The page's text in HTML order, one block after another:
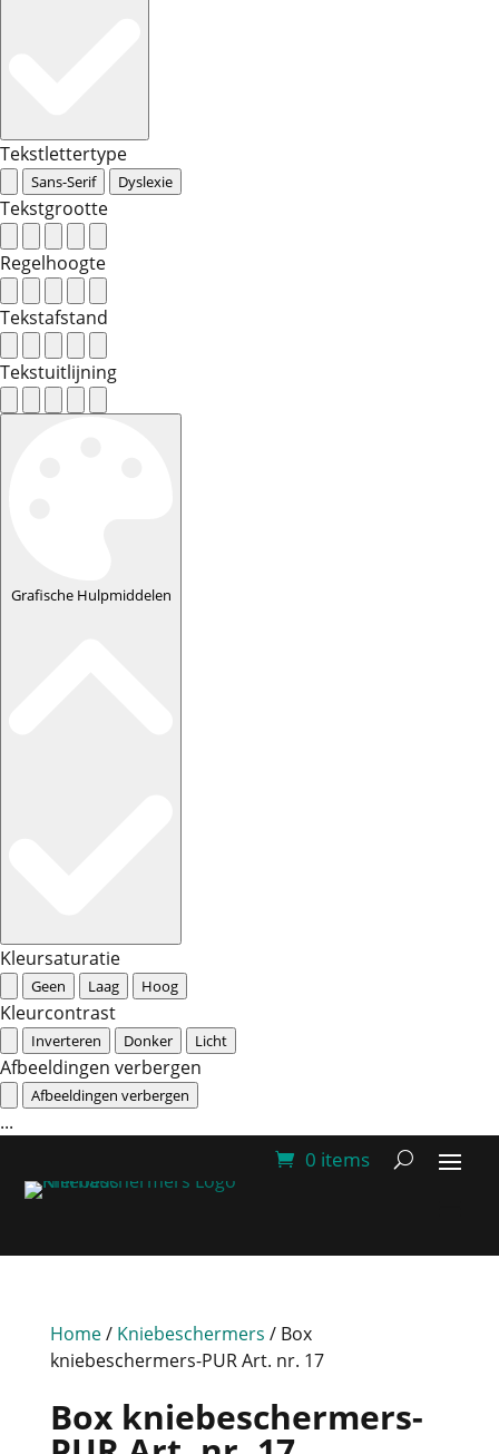
Tekstlettertype
Sans-Serif Dyslexie
Tekstgrootte
Regelhoogte
Tekstafstand
Tekstuitlijning
Grafische Hulpmiddelen
Kleursaturatie
Geen Laag Hoog
Kleurcontrast
Inverteren Donker Licht
Afbeeldingen verbergen
Afbeeldingen verbergen
...
0 items
Home/ Kniebeschermers / Box
kniebeschermers-PUR Art. nr. 17
Box kniebeschermers-